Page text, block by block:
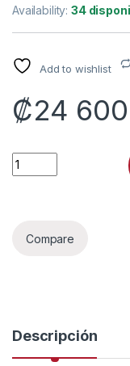
Availability:34
Add to wishlist
₡24 600
IMPRESORA DE
Compare
Descripción